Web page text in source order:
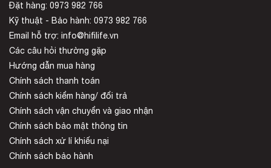
Đặt hàng: 0973 982 766
Kỹ thuật - Bảo hành: 0973 982 766
Email hỗ trợ: info@hifilife.vn
Các câu hỏi thường gặp
Hướng dẫn mua hàng
Chính sách thanh toán
Chính sách kiểm hàng/ đổi trả
Chính sách vận chuyển và giao nhận
Chính sách bảo mật thông tin
Chính sách xử lí khiếu nại
Chính sách bảo hành